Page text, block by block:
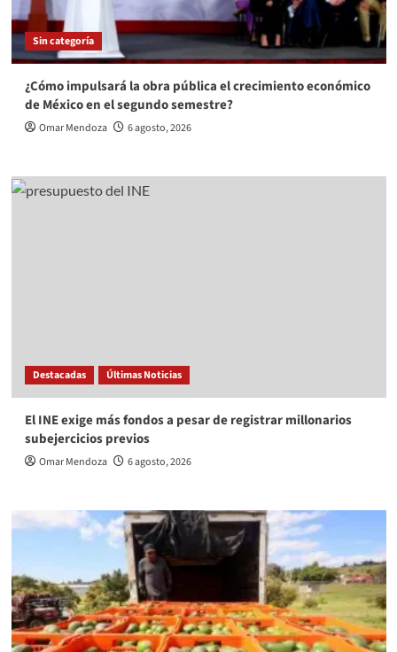
Sin categoría
¿Cómo impulsará la obra pública el crecimiento económico
de México en el segundo semestre?
Omar Mendoza 6 agosto, 2026
Destacadas Últimas Noticias
El INE exige más fondos a pesar de registrar millonarios
subejercicios previos
Omar Mendoza 6 agosto, 2026